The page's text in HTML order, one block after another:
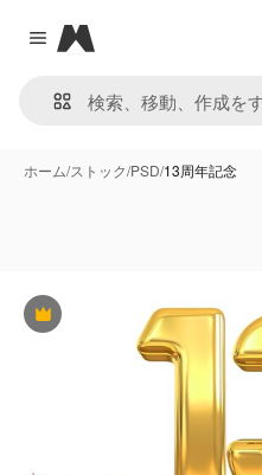
Close menu
Magnific
ホーム/ストック/PSD/13周年記念
Premium